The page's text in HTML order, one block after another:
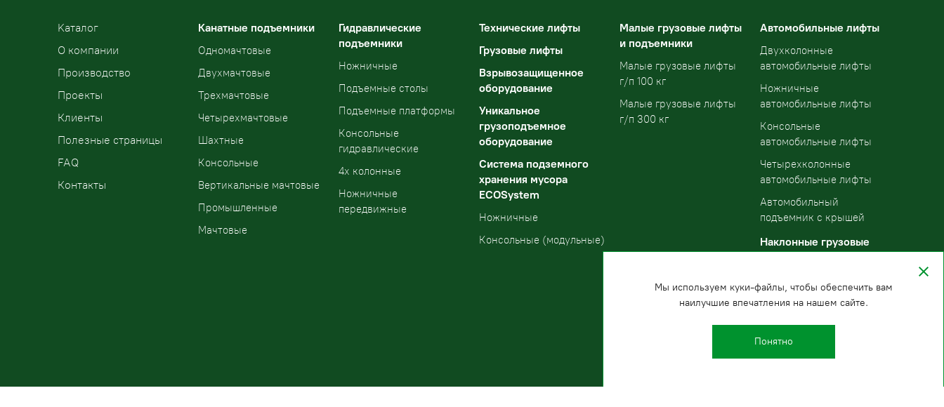
Kаталог
О компании
Производство
Проекты
Клиенты
Полезные страницы
FAQ
Контакты
Канатные подъемники
Одномачтовые
Двухмачтовые
Трехмачтовые
Четырехмачтовые
Шахтные
Консольные
Вертикальные мачтовые
Промышленные
Мачтовые
Гидравлические
подъемники
Ножничные
Подъемные столы
Подъемные платформы
Консольные
гидравлические
4х колонные
Ножничные
передвижные
Технические лифты
Грузовые лифты
Взрывозащищенное
оборудование
Уникальное
грузоподъемное
оборудование
Система подземного
хранения мусора
ECOSystem
Ножничные
Консольные (модульные)
Малые грузовые лифты
и подъемники
Малые грузовые лифты
г/п 100 кг
Малые грузовые лифты
г/п 300 кг
Автомобильные лифты
Двухколонные
автомобильные лифты
Ножничные
автомобильные лифты
Консольные
автомобильные лифты
Четырехколонные
автомобильные лифты
Автомобильный
подъемник с крышей
Наклонные грузовые
Мы используем куки-файлы, чтобы обеспечить вам
наилучшие впечатления на нашем сайте.
Понятно